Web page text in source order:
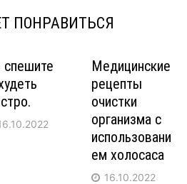
ПОНРАВИТЬСЯ
спешите
Медицинские
рецепты
очистки
организма с
использовани
ем холосаса
16.10.2022